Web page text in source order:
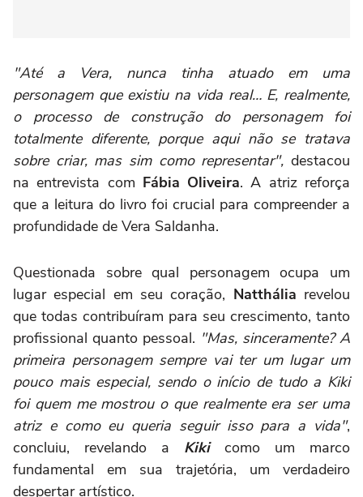
"Até a Vera, nunca tinha atuado em uma
personagem que existiu na vida real… E, realmente,
o processo de construção do personagem foi
totalmente diferente, porque aqui não se tratava
sobre criar, mas sim como representar", destacou
na entrevista com Fábia Oliveira. A atriz reforça
que a leitura do livro foi crucial para compreender a
profundidade de Vera Saldanha.
Questionada sobre qual personagem ocupa um
lugar especial em seu coração, Natthália revelou
que todas contribuíram para seu crescimento, tanto
profissional quanto pessoal. "Mas, sinceramente? A
primeira personagem sempre vai ter um lugar um
pouco mais especial, sendo o início de tudo a Kiki
foi quem me mostrou o que realmente era ser uma
atriz e como eu queria seguir isso para a vida",
concluiu, revelando a Kiki como um marco
fundamental em sua trajetória, um verdadeiro
despertar artístico.